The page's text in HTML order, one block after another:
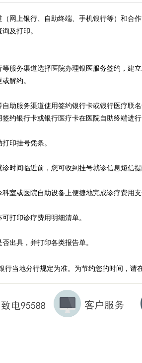
上银行、自助终端、手机银行等）和合
及打印。
务渠道选择医院办理银医服务签约，建
解约。
服务渠道使用签约银行卡或银行医疗联
约银行卡或银行医疗卡在医院自助终端进行
印挂号凭条。
间临近前，您可收到挂号就诊信息短信提
或医院自助设备上便捷地完成诊疗费用支
打印诊疗费用明细清单。
出具，并打印各类报告单。
当地分行规定为准。为节约您的时间，请